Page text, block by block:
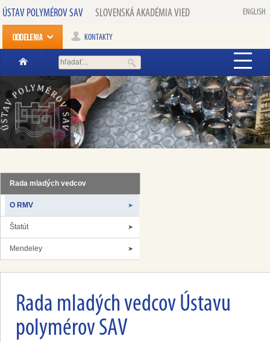
ÚSTAV POLYMÉROV SAV SLOVENSKÁ AKADÉMIA VIED ENGLISH
KONTAKTY
Rada mladých vedcov
O RMV
Štatút
Mendeley
Rada mladých vedcov Ústavu
polymérov SAV